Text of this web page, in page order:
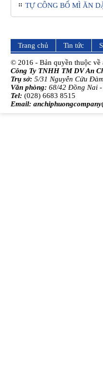
TỰ CÔNG BỐ MÌ ĂN
Trang chủ Tin tức
© 2016 - Bản quyền thuộc về
Công Ty TNHH TM DV An
Trụ sở: 5/31 Nguyễn Cửu
Văn phòng: 68/42 Đồng Nai -
Tel: (028) 6683 8515
Email: